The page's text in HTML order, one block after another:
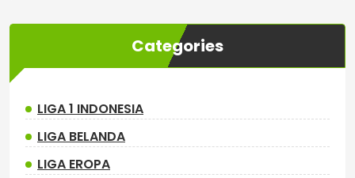
Categories
LIGA 1 INDONESIA
LIGA BELANDA
LIGA EROPA